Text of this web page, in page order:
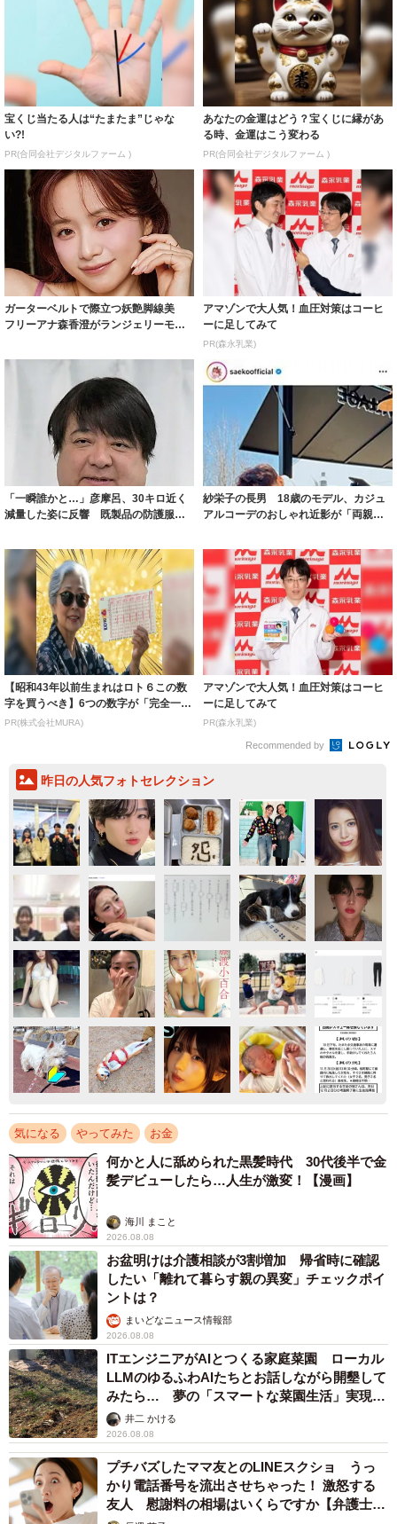
宝くじ当たる人は“たまたま”じゃな
い?!
PR(合同会社デジタルファーム )
あなたの金運はどう？宝くじに縁があ
る時、金運はこう変わる
PR(合同会社デジタルファーム )
ガーターベルトで際立つ妖艶脚線美
フリーアナ森香澄がランジェリーモデ
アマゾンで大人気！血圧対策はコーヒ
ーに足してみて
PR(森永乳業)
「一瞬誰かと…」彦摩呂、30キロ近く
減量した姿に反響 既製品の防護服が
紗栄子の長男 18歳のモデル、カジュ
アルコーデのおしゃれ近影が「両親の
【昭和43年以前生まれはロト６この数
字を買うべき】6つの数字が「完全一
致」する方...
PR(株式会社MURA)
アマゾンで大人気！血圧対策はコーヒ
ーに足してみて
PR(森永乳業)
Recommended by
昨日の人気フォトセレクション
気になる やってみた お金
何かと人に舐められた黒髪時代 30代後半で金
髪デビューしたら…人生が激変！【漫画】
海川 まこと
2026.08.08
お盆明けは介護相談が3割増加 帰省時に確認
したい「離れて暮らす親の異変」チェックポイ
ントは？
まいどなニュース情報部
2026.08.08
ITエンジニアがAIとつくる家庭菜園 ローカル
LLMのゆるふわAIたちとお話しながら開墾して
みたら… 夢の「スマートな菜園生活」実現な
るか井二 かける
2026.08.08
プチバズしたママ友とのLINEスクショ うっ
かり電話番号を流出させちゃった！ 激怒する
友人 慰謝料の相場はいくらですか【弁護士が